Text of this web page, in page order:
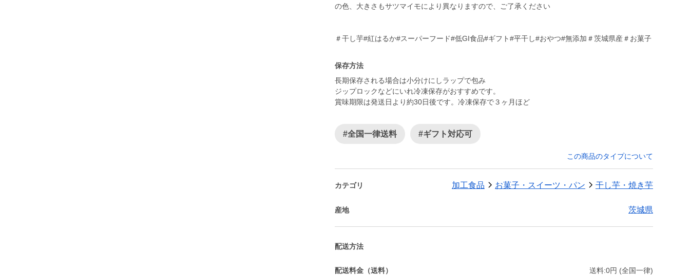
の色、大きさもサツマイモにより異なりますので、ご了承ください
保存方法
長期保存される場合は小分けにしラップで包み
ジップロックなどにいれ冷凍保存がおすすめです。
賞味期限は発送日より約30日後です。冷凍保存で３ヶ月ほど
#全国一律送料 #ギフト対応可
この商品のタイプについて
カテゴリ 加工食品 お菓子・スイーツ・パン 干し芋・焼き芋
産地 茨城県
配送方法
配送料金（送料） 送料:0円 (全国一律)